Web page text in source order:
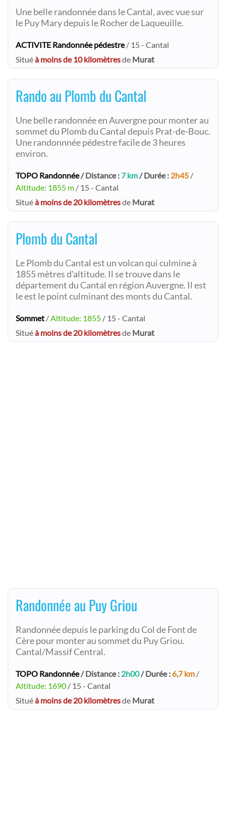
Une belle randonnée dans le Cantal, avec vue sur
le Puy Mary depuis le Rocher de Laqueuille.
ACTIVITE Randonnée pédestre/ 15 - Cantal
Situéà moins de 10 kilomètresde Murat
Rando au Plomb du Cantal
Une belle randonnée en Auvergne pour monter au
sommet du Plomb du Cantal depuis Prat-de-Bouc.
Une randonnnée pédestre facile de 3 heures
environ.
TOPO Randonnée/ Distance : 7 km/ Durée : 2h45 /
Altitude: 1855 m / 15 - Cantal
Situéà moins de 20 kilomètresde Murat
Plomb du Cantal
Le Plomb du Cantal est un volcan qui culmine à
1855 mètres d'altitude. Il se trouve dans le
département du Cantal en région Auvergne. Il est
le est le point culminant des monts du Cantal.
Sommet /Altitude: 1855 / 15 - Cantal
Situéà moins de 20 kilomètresde Murat
Randonnée au Puy Griou
Randonnée depuis le parking du Col de Font de
Cère pour monter au sommet du Puy Griou.
Cantal/Massif Central.
TOPO Randonnée/ Distance : 2h00/ Durée : 6,7 km /
Altitude: 1690 / 15 - Cantal
Situéà moins de 20 kilomètresde Murat